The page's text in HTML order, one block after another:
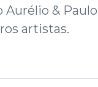
Aurélio & Paulo
artistas.